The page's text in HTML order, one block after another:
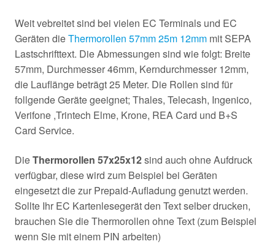
Weit vebreitet sind bei vielen EC Terminals und EC
Geräten dieThermorollen 57mm 25m 12mm mit SEPA
Lastschrifttext. Die Abmessungen sind wie folgt: Breite
57mm, Durchmesser 46mm, Kerndurchmesser 12mm,
die Lauflänge beträgt 25 Meter. Die Rollen sind für
follgende Geräte geeignet; Thales, Telecash, Ingenico,
Verifone ,Trintech Elme, Krone, REA Card und B+S
Card Service.
DieThermorollen 57x25x12sind auch ohne Aufdruck
verfügbar, diese wird zum Beispiel bei Geräten
eingesetzt die zur Prepaid-Aufladung genutzt werden.
Sollte Ihr EC Kartenlesegerät den Text selber drucken,
brauchen Sie die Thermorollen ohne Text (zum Beispiel
wenn Sie mit einem PIN arbeiten)